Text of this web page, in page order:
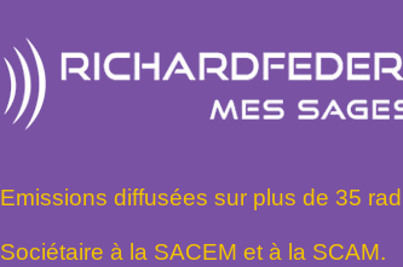
Emissions diffusées sur plus de 35
Sociétaire à la SACEM et à la SCAM.